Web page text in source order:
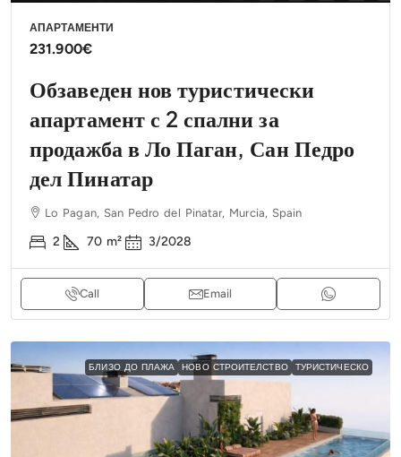
АПАРТАМЕНТИ
231.900€
Обзаведен нов туристически
апартамент с 2 спални за
продажба в Ло Паган, Сан Педро
дел Пинатар
Lo Pagan, San Pedro del Pinatar, Murcia, Spain
2 70 m² 3/2028
Call Email
БЛИЗО ДО ПЛАЖА НОВО СТРОИТЕЛСТВО ТУРИСТИЧЕСКО